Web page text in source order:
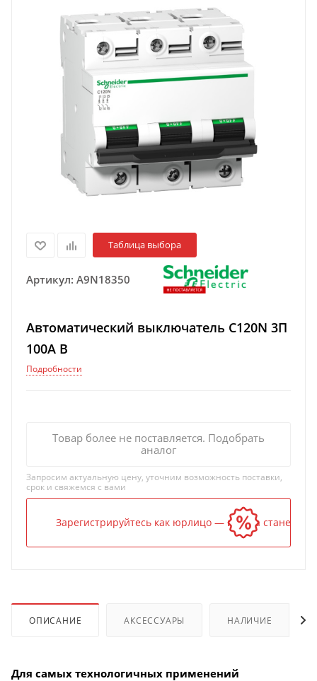
Таблица выбора
Артикул: A9N18350
Автоматический выключатель C120N 3П
100A B
Подробности
Товар более не поставляется. Подобрать
аналог
Запросим актуальную цену, уточним возможность поставки,
срок и свяжемся с вами
Зарегистрируйтесь как юрлицо — и цена станет
ОПИСАНИЕ АКСЕССУАРЫ НАЛИЧИЕ
Для самых технологичных применений